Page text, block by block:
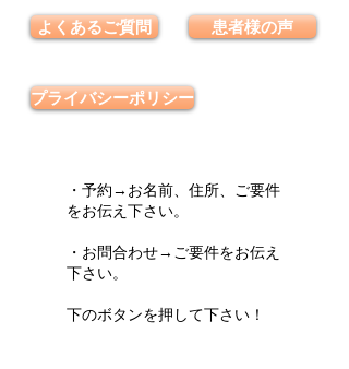
よくあるご質問 患者様の声
プライバシーポリシー
・予約→お名前、住所、ご要件
をお伝え下さい。
・お問合わせ→ご要件をお伝え
下さい。
下のボタンを押して下さい！